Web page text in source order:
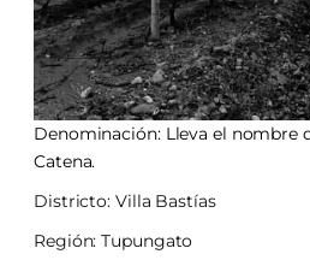
Denominación: Lleva el nombre
Catena.
Districto: Villa Bastías
Región: Tupungato